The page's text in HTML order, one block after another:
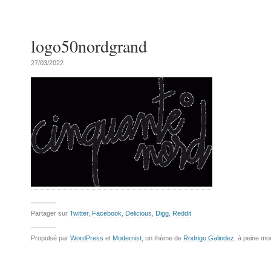
logo50nordgrand
27/03/2022
Partager sur Twitter, Facebook Delicious Digg Reddit
Propulsé par WordPress et Modernist , un thème de Rodrigo Galindez , à peine